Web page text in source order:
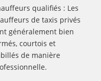
qualifiés : Les
de taxis privés
généralement bien
courtois et
de manière